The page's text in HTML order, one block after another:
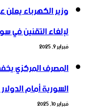
وزير الكهرباء
لإلغاء التقنين في
فبراير 9, 2025
المصرف المركزي
السورية أمام
فبراير 10, 2025